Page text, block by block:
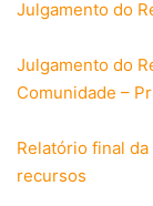
Julgamento do
Julgamento do
Comunidade –
Relatório final
recursos